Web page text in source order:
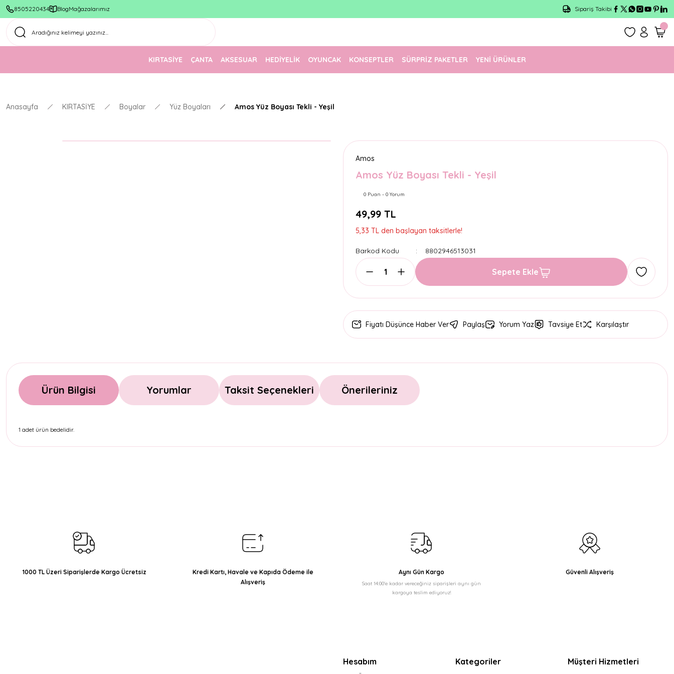
8505220434 BlogMağazalarımız
1500 TL Üzeri Ücretsiz Kargo
Sipariş Takibi
KIRTASİYE ÇANTA AKSESUAR HEDİYELİK OYUNCAK KONSEPTLER SÜRPRİZ PAKETLER YENİ ÜRÜNLER
Anasayfa KIRTASİYE Boyalar Yüz Boyaları Amos Yüz Boyası Tekli - Yeşil
Amos
Amos Yüz Boyası Tekli - Yeşil
0 Puan - 0 Yorum
49,99 TL
5,33 TL den başlayan taksitlerle!
Barkod Kodu 8802946513031
Sepete Ekle
Fiyatı Düşünce Haber Ver Paylaş Yorum Yaz Tavsiye Et Karşılaştır
Ürün Bilgisi Yorumlar Taksit Seçenekleri Önerileriniz
1 adet ürün bedelidir.
Ürün fiyatı diğer sitelerden daha pahalı.
Bu ürüne benzer farklı alternatifler olmalı.
1000 TL Üzeri Siparişlerde Kargo Ücretsiz
Kredi Kartı, Havale ve Kapıda Ödeme ile
Alışveriş
Aynı Gün Kargo
Saat 14:00'e kadar vereceğiniz siparişleri aynı gün
kargoya teslim ediyoruz!
Güvenli Alışveriş
Hesabım Kategoriler Müşteri Hizmetleri